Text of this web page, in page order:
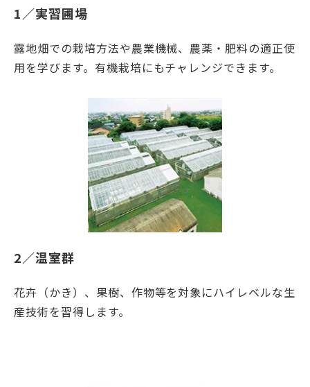
1／実習圃場
露地畑での栽培方法や農業機械、農薬・肥料の適正使
用を学びます。有機栽培にもチャレンジできます。
2／温室群
花卉（かき）、果樹、作物等を対象にハイレベルな生
産技術を習得します。